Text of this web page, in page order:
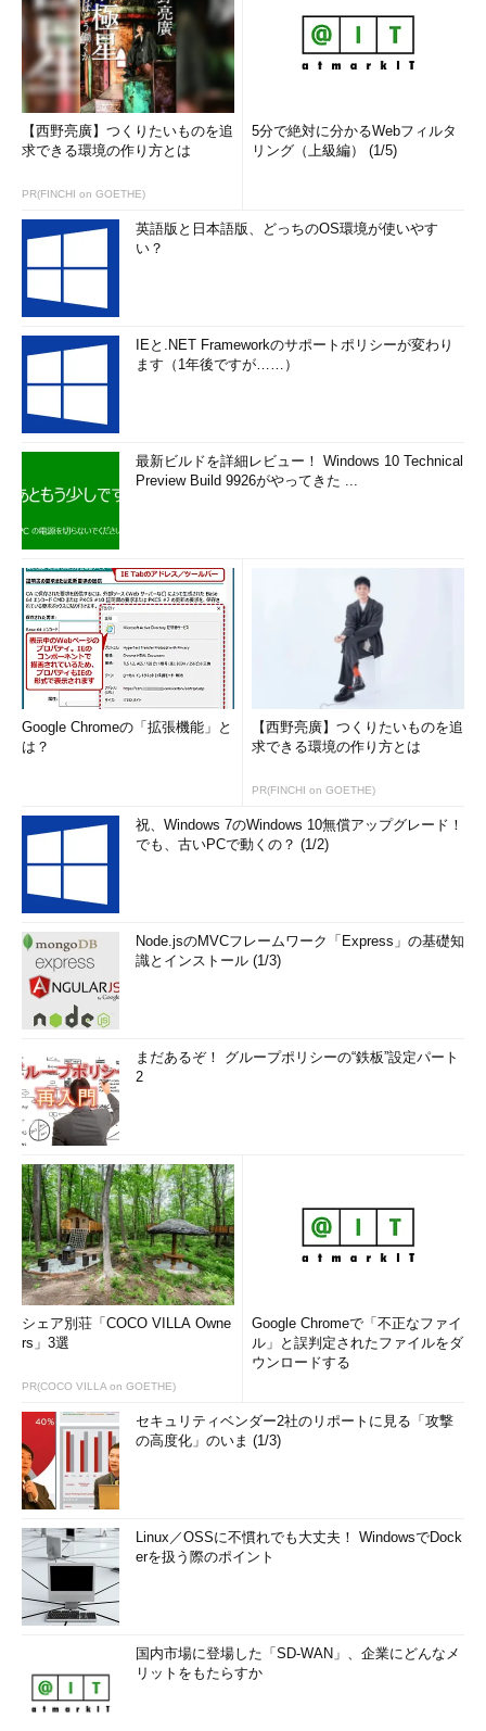
【西野亮廣】つくりたいものを追
求できる環境の作り方とは
PR(FINCHI on GOETHE)
5分で絶対に分かるWebフィルタ
リング（上級編） (1/5)
英語版と日本語版、どっちのOS環境が使いやす
い？
IEと.NET Frameworkのサポートポリシーが変わり
ます（1年後ですが……）
最新ビルドを詳細レビュー！ Windows 10 Technical
Preview Build 9926がやってきた ...
Google Chromeの「拡張機能」と
は？
【西野亮廣】つくりたいものを追
求できる環境の作り方とは
PR(FINCHI on GOETHE)
祝、Windows 7のWindows 10無償アップグレード！
でも、古いPCで動くの？ (1/2)
Node.jsのMVCフレームワーク「Express」の基礎知
識とインストール (1/3)
まだあるぞ！ グループポリシーの“鉄板”設定パート
2
シェア別荘「COCO VILLA Owne
rs」3選
PR(COCO VILLA on GOETHE)
Google Chromeで「不正なファイ
ル」と誤判定されたファイルをダ
ウンロードする
セキュリティベンダー2社のリポートに見る「攻撃
の高度化」のいま (1/3)
Linux／OSSに不慣れでも大丈夫！ WindowsでDock
erを扱う際のポイント
国内市場に登場した「SD-WAN」、企業にどんなメ
リットをもたらすか